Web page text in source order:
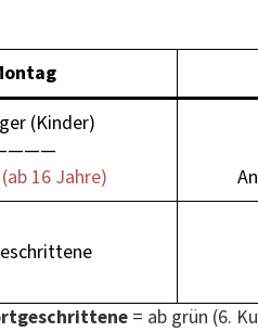
(Kinder)
16 Jahre)
= ab grün (6.